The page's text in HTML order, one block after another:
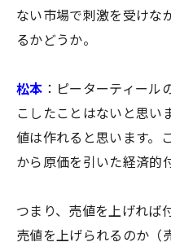
ない市場で刺激を受けな
るかどうか。
松本 ：ピーターティール
こしたことはないと思い
値は作れると思います。
から原価を引いた経済的
つまり、売値を上げれば
売値を上げられるのか（